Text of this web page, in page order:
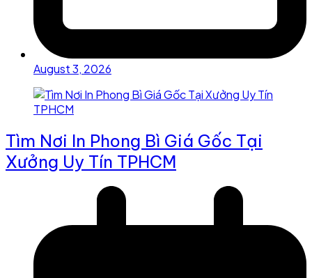
August 3, 2026
Tìm Nơi In Phong Bì Giá Gốc Tại
Xưởng Uy Tín TPHCM